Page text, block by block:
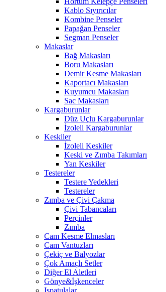
Kablo Sıyırıcılar
Kombine Penseler
Papağan Penseler
Segman Penseler
Makaslar
Bağ Makasları
Boru Makasları
Demir Kesme Makasları
Kaportacı Makasları
Kuyumcu Makasları
Sac Makasları
Kargaburunlar
Düz Uçlu Kargaburunlar
İzoleli Kargaburunlar
Keskiler
İzoleli Keskiler
Keski ve Zımba Takımları
Yan Keskiler
Testereler
Testere Yedekleri
Testereler
Zımba ve Çivi Çakma
Çivi Tabancaları
Perçinler
Zımba
Cam Kesme Elmasları
Cam Vantuzları
Çekiç ve Balyozlar
Çok Amaçlı Setler
Diğer El Aletleri
Gönye&İşkenceler
Ispatulalar